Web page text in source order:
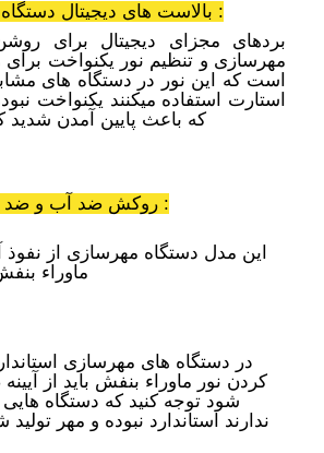
بالاست های دیجیتال دستگاه مهرسازی شامل :
بردهای مجزای دیجیتال برای
مهرسازی و تنظیم نور یکنواخت برای
است که این نور در دستگاه های
استارت
استفاده میکنند یکنواخت
که باعث پایین آمدن شدید
روکش ضد آب و ضد خش و ضد اشعه :
این مدل دستگاه مهرسازی از
ماوراء
در دستگاه های مهرسازی
کردن نور ماوراء بنفش باید از
شود توجه کنید که دستگاه هایی
ندارند استاندارد نبوده و مهر